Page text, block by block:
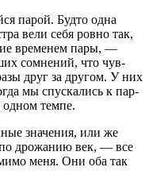
парой. Буд­то одна
вели себя ров­но так,
вре­ме­нем пары, —
сомне­ний, что чув­
друг за дру­гом. У них
мы спус­ка­лись к пар­
темпе.
зна­че­ния, или же
дро­жа­нию век, — все
меня. Они оба так